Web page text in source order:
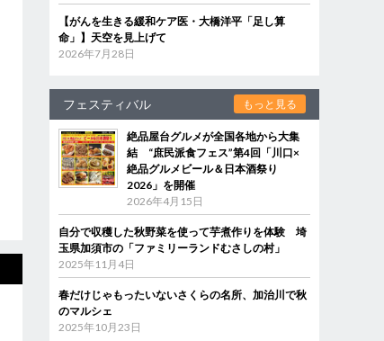
【がんを生きる緩和ケア医・大橋洋平「足し算
命」】天空を見上げて
2026年7月28日
フェスティバル もっと見る
絶品屋台グルメが全国各地から大集
結 “庶民派食フェス”第4回「川口×
絶品グルメビール＆日本酒祭り
2026」を開催
2026年4月15日
自分で収穫した秋野菜を使って芋煮作りを体験 埼
玉県加須市の「ファミリーランドむさしの村」
2025年11月4日
春だけじゃもったいないさくらの名所、加治川で秋
のマルシェ
2025年10月23日